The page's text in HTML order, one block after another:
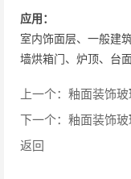
应用：
室内饰面层、一般建
墙烘箱门、炉顶、台
上一个： 釉面装饰玻
下一个： 釉面装饰玻
返回